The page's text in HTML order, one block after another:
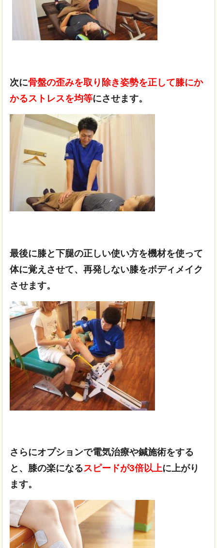
次に骨盤の歪みを取り除き姿勢を正して膝にか
かるストレスを均等にさせます。
最後に膝と下腿の正しい使い方を機材を使って
体に覚えさせて、再発しない膝をボディメイク
させます。
さらにオプションで電気治療や鍼施術をする
と、膝の楽になるスピードが3倍以上に上がり
ます。